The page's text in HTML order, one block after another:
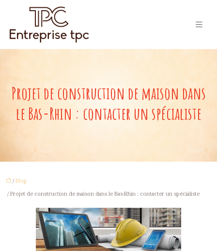
Projet de construction de maison dans
le Bas-Rhin : contacter un spécialiste
/ Blog
/ Projet de construction de maison dans le Bas-Rhin : contacter un spécialiste